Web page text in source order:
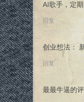
AI歌手，定
回复
创业想法：
回复
最最牛逼的